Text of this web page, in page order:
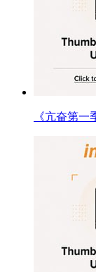
《亢奋第一